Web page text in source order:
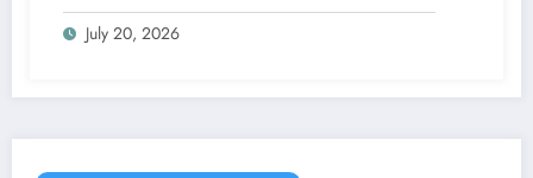
July 20, 2026